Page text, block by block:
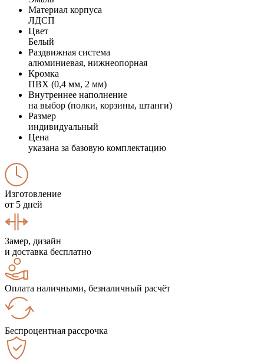
Материал корпуса
ЛДСП
Цвет
Белый
Раздвижная система
алюминиевая, нижнеопорная
Кромка
ПВХ (0,4 мм, 2 мм)
Внутреннее наполнение
на выбор (полки, корзины, штанги)
Размер
индивидуальный
Цена
указана за базовую комплектацию
Изготовление
от 5 дней
Замер, дизайн
и доставка бесплатно
Оплата наличными, безналичный расчёт
Беспроцентная рассрочка